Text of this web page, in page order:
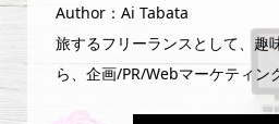
Author：Ai Tabata
旅するフリーランスとして、趣
ら、企画/PR/Webマーケティン